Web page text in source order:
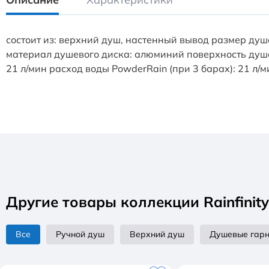
состоит из: верхний душ, настенный вывод размер
материал душевого диска: алюминий поверхность
21 л/мин расход воды PowderRain (при 3 барах): 21 л/
Другие товары коллекции Rainfinity
Все Ручной душ Верхний душ Душевые